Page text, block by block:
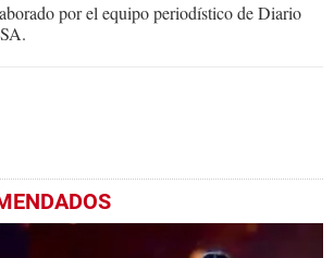
por el equipo periodístico de Diario